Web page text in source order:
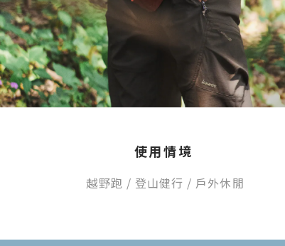
使用情境
越野跑 / 登山健行 / 戶外休閒